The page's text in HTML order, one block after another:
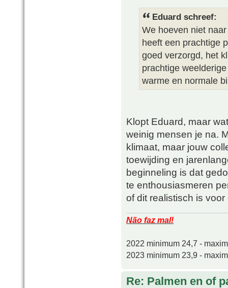
Eduard schreef:
We hoeven niet
heeft een prachtige
goed verzorgd, het
prachtige
warme en normale
Klopt Eduard, maar
weinig mensen je na.
klimaat, maar jouw
toewijding en
beginneling is dat
te enthousiasmeren
of dit realistisch is
Não faz mal!
2022 minimum 24,7 -
2023 minimum 23,9 -
Re: Palmen en of